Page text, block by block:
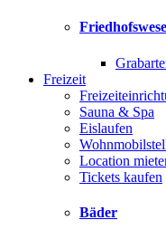
Freizeit
Sauna & Spa
Eislaufen
Location
Tickets kaufen
Bäder